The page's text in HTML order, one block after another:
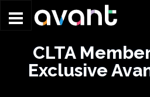
CLTA
Exclusive